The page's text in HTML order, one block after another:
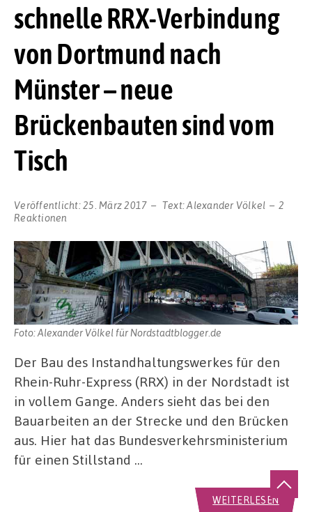
schnelle RRX-Verbindung
von Dortmund nach
Münster – neue
Brückenbauten sind vom
Tisch
Veröffentlicht:25. März 2017 Text:Alexander Völkel
2
Reaktionen
Foto: Alexander Völkel für Nordstadtblogger.de
Der Bau des Instandhaltungswerkes für den
Rhein-Ruhr-Express (RRX) in der Nordstadt ist
in vollem Gange. Anders sieht das bei den
Bauarbeiten an der Strecke und den Brücken
aus. Hier hat das Bundesverkehrsministerium
für einen Stillstand …
WEITERLESEN